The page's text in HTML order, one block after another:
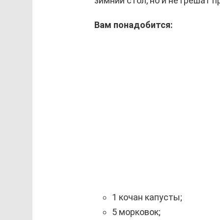
Вам понадобится:
1 кочан капусты;
5 морковок;